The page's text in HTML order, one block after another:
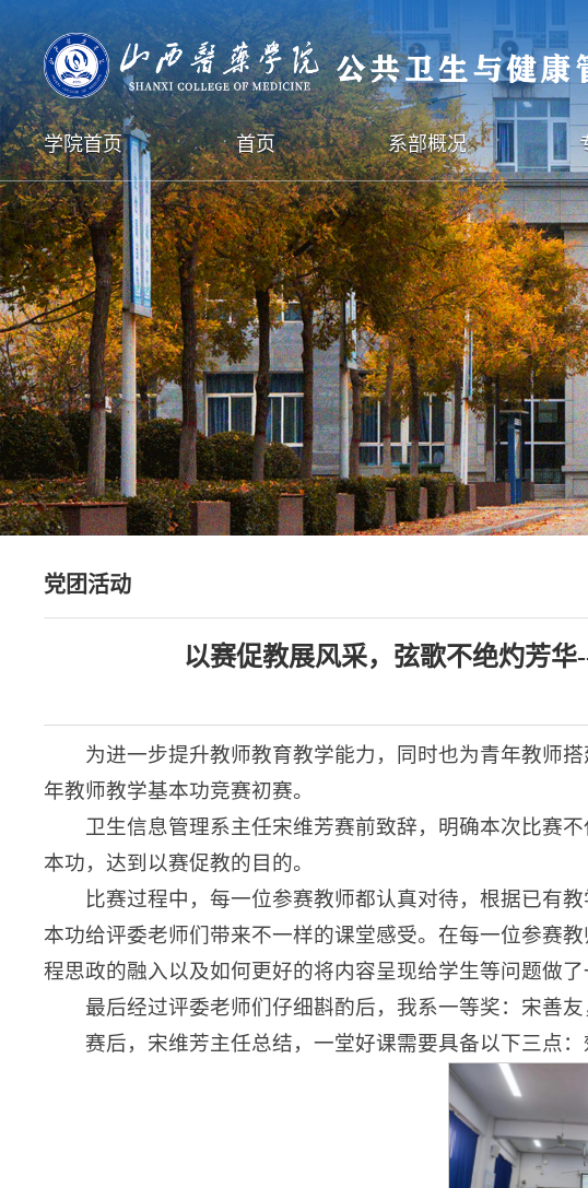
学院首页 首页 系部概况
党团活动
以赛促教展风采，弦歌不绝灼芳
为进一步提升教师教育教学能力，同时也为青年教师
年教师教学基本功竞赛初赛。
卫生信息管理系主任宋维芳赛前致辞，明确本次比赛
本功，达到以赛促教的目的。
比赛过程中，每一位参赛教师都认真对待，根据已有
本功给评委老师们带来不一样的课堂感受。在每一位参赛
程思政的融入以及如何更好的将内容呈现给学生等问题做
最后经过评委老师们仔细斟酌后，我系一等奖：宋善
赛后，宋维芳主任总结，一堂好课需要具备以下三点